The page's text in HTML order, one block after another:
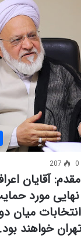
0
207
آقایان
مورد
انتخابات
خواهند بود.